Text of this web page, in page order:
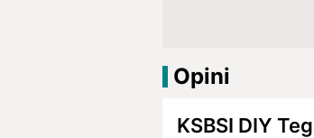
Opini
KSBSI DIY